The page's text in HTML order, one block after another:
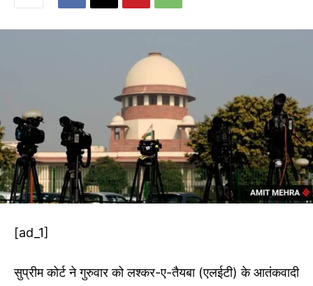
[ad_1]
सुप्रीम कोर्ट ने गुरुवार को लश्कर-ए-तैयबा (एलईटी) के आतंकवादी